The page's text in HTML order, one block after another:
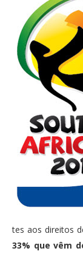
tes aos direitos
33% que vêm